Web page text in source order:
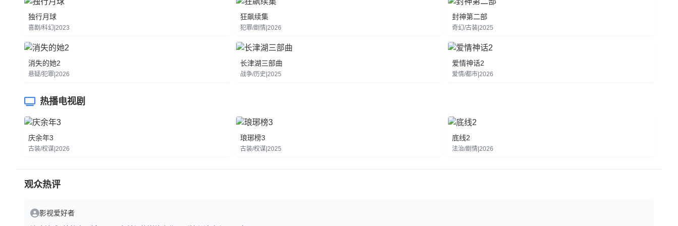
独行月球
喜剧/科幻|2023
狂飙续集
犯罪/剧情|2026
封神第二部
奇幻/古装|2025
消失的她2
悬疑/犯罪|2026
长津湖三部曲
战争/历史|2025
爱情神话2
爱情/都市|2026
热播电视剧
庆余年3
古装/权谋|2026
琅琊榜3
古装/权谋|2025
底线2
法治/剧情|2026
观众热评
影视爱好者